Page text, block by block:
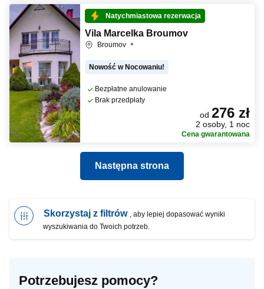
Natychmiastowa rezerwacja
Vila Marcelka Broumov
Broumov
Nowość w Nocowaniu!
Bezpłatne anulowanie
Brak przedpłaty
od 276 zł
2 osoby, 1 noc
Cena gwarantowana
Następna strona
Skorzystaj z filtrów , aby lepiej dopasować wyniki
wyszukiwania do Twoich potrzeb.
Potrzebujesz pomocy?